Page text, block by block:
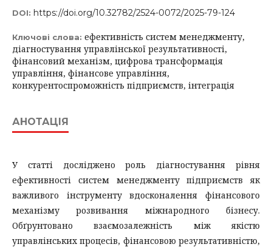
DOI: https://doi.org/10.32782/2524-0072/2025-79-124
Ключові слова: ефективність систем менеджменту,
діагностування управлінської результативності,
фінансовий механізм, цифрова трансформація
управління, фінансове управління,
конкурентоспроможність підприємств, інтеграція
АНОТАЦІЯ
У статті досліджено роль діагностування рівня
ефективності систем менеджменту підприємств як
важливого інструменту вдосконалення фінансового
механізму розвивання міжнародного бізнесу.
Обґрунтовано взаємозалежність між якістю
управлінських процесів, фінансовою результативністю,